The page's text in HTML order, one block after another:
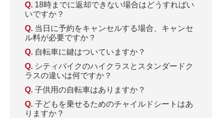
18時までに返却できない場合はどうすればい
いですか？
当日に予約をキャンセルする場合、キャンセ
ル料が必要ですか？
自転車に鍵はついていますか？
シティバイクのハイクラスとスタンダードク
ラスの違いは何ですか？
子供用の自転車はありますか？
子どもを乗せるためのチャイルドシートはあ
りますか？